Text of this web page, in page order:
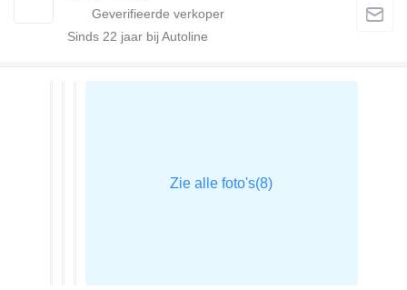
Sinds 22 jaar bij Autoline